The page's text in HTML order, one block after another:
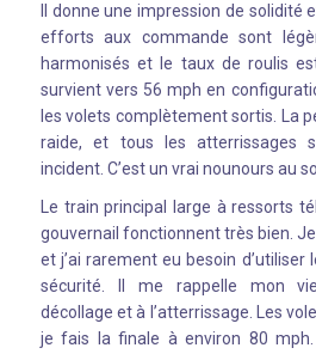
Il donne une impression de solidité
efforts aux commande sont
harmonisés et le taux de roulis
survient vers 56 mph en
les volets complètement sortis. La
raide, et tous les atterrissages
incident. C’est un vrai nounours au
Le train principal large à ressorts
gouvernail fonctionnent très bien.
et j’ai rarement eu besoin
sécurité. Il me rappelle mon
décollage et à l’atterrissage. Les
je fais la finale à environ 80